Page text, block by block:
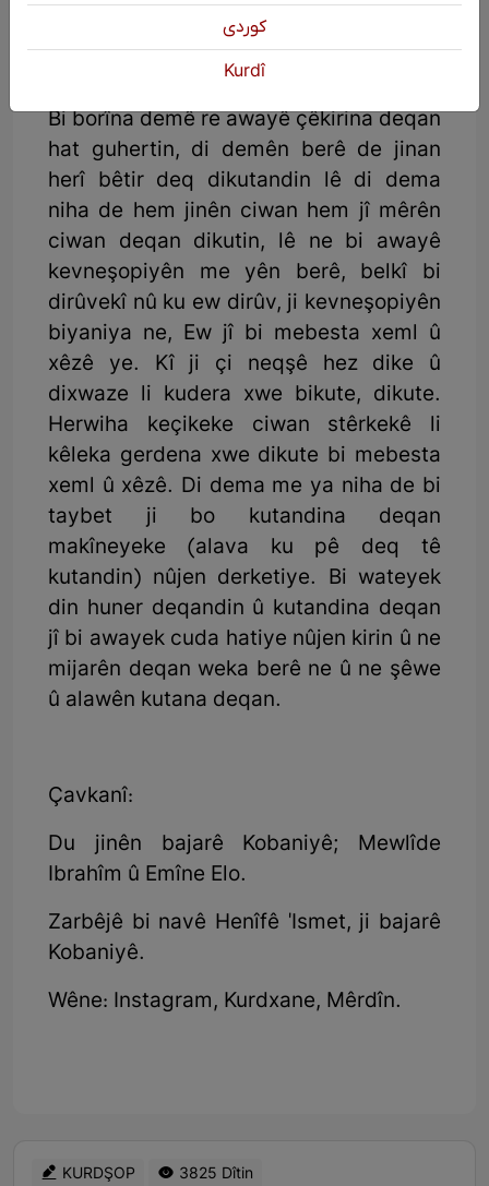
Di dema me ya niha de deq:
Bi borîna demê re awayê çêkirina deqan
hat guhertin, di demên berê de jinan
herî bêtir deq dikutandin lê di dema
niha de hem jinên ciwan hem jî mêrên
ciwan deqan dikutin, lê ne bi awayê
kevneşopiyên me yên berê, belkî bi
dirûvekî nû ku ew dirûv, ji kevneşopiyên
biyaniya ne, Ew jî bi mebesta xeml û
xêzê ye. Kî ji çi neqşê hez dike û
dixwaze li kudera xwe bikute, dikute.
Herwiha keçikeke ciwan stêrkekê li
kêleka gerdena xwe dikute bi mebesta
xeml û xêzê. Di dema me ya niha de bi
taybet ji bo kutandina deqan
makîneyeke (alava ku pê deq tê
kutandin) nûjen derketiye. Bi wateyek
din huner deqandin û kutandina deqan
jî bi awayek cuda hatiye nûjen kirin û ne
mijarên deqan weka berê ne û ne şêwe
û alawên kutana deqan.
Çavkanî:
Du jinên bajarê Kobaniyê; Mewlîde
Ibrahîm û Emîne Elo.
Zarbêjê bi navê Henîfê 'Ismet, ji bajarê
Kobaniyê.
Wêne: Instagram, Kurdxane, Mêrdîn.
KURDŞOP 3825 Dîtin
كوردی
Kurdî